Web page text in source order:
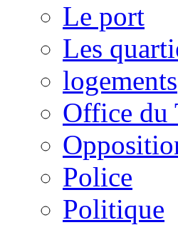
Le port
Les
logements
Office du
Police
Politique